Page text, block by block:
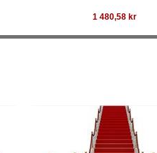
1 480,58kr